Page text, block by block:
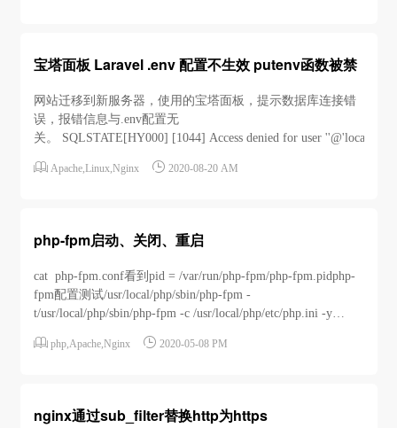
宝塔面板 Laravel .env 配置不生效 putenv函数被禁
网站迁移到新服务器，使用的宝塔面板，提示数据库连接错
误，报错信息与.env配置无
关。 SQLSTATE[HY000] [1044] Access denied for user ''@'localhost'
 Apache, Linux Nginx  2020-08-20 AM
php-fpm启动、关闭、重启
cat php-fpm.conf看到pid = /var/run/php-fpm/php-fpm.pidphp-
fpm配置测试/usr/local/php/sbin/php-fpm -
t/usr/local/php/sbin/php-fpm -c /usr/local/php/etc/php.ini -y
 php, Apache, Nginx  2020-05-08 PM
nginx通过sub_filter替换http为https